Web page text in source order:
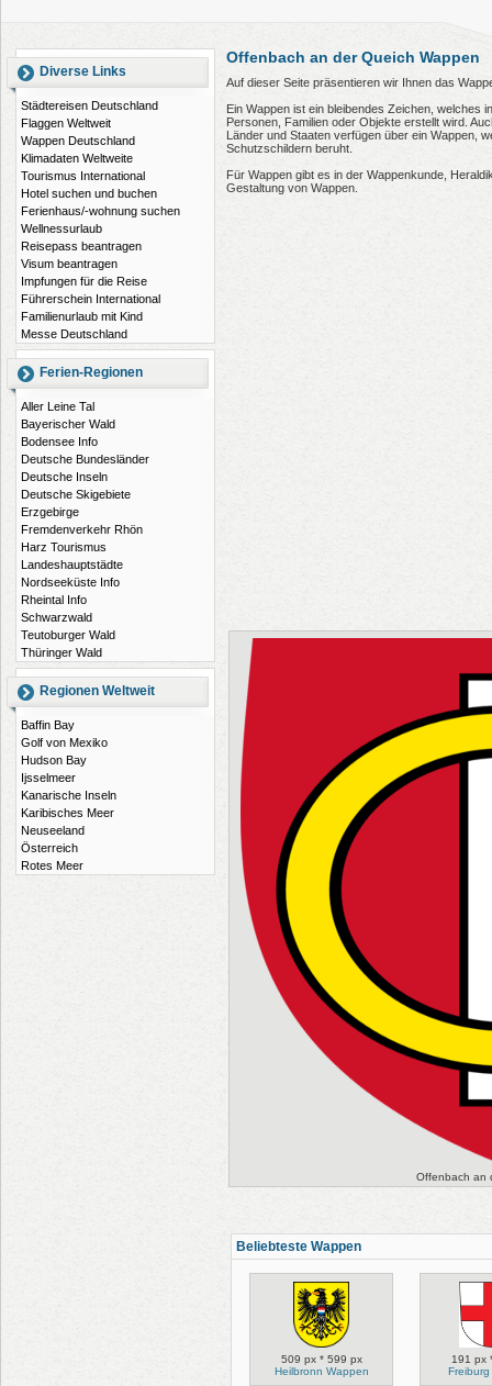
Diverse Links
Städtereisen Deutschland
Flaggen Weltweit
Wappen Deutschland
Klimadaten Weltweite
Tourismus International
Hotel suchen und buchen
Ferienhaus/-wohnung suchen
Wellnessurlaub
Reisepass beantragen
Visum beantragen
Impfungen für die Reise
Führerschein International
Familienurlaub mit Kind
Messe Deutschland
Ferien-Regionen
Aller Leine Tal
Bayerischer Wald
Bodensee Info
Deutsche Bundesländer
Deutsche Inseln
Deutsche Skigebiete
Erzgebirge
Fremdenverkehr Rhön
Harz Tourismus
Landeshauptstädte
Nordseeküste Info
Rheintal Info
Schwarzwald
Teutoburger Wald
Thüringer Wald
Regionen Weltweit
Baffin Bay
Golf von Mexiko
Hudson Bay
Ijsselmeer
Kanarische Inseln
Karibisches Meer
Neuseeland
Österreich
Rotes Meer
Offenbach an der Queich Wappen
Auf dieser Seite präsentieren wir Ihnen das
Ein Wappen ist ein bleibendes Zeichen, welches
Personen, Familien oder Objekte erstellt wird.
Länder und Staaten verfügen über ein Wappen,
Schutzschildern beruht.
Für Wappen gibt es in der Wappenkunde,
Gestaltung von Wappen.
Offenbach an
Beliebteste Wappen
509 px * 599 px
Heilbronn Wappen
191 px